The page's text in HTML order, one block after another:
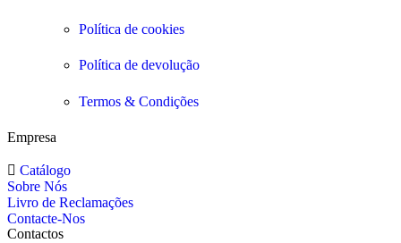
Política de cookies
Política de devolução
Termos & Condições
Empresa
Catálogo
Sobre Nós
Livro de Reclamações
Contacte-Nos
Contactos